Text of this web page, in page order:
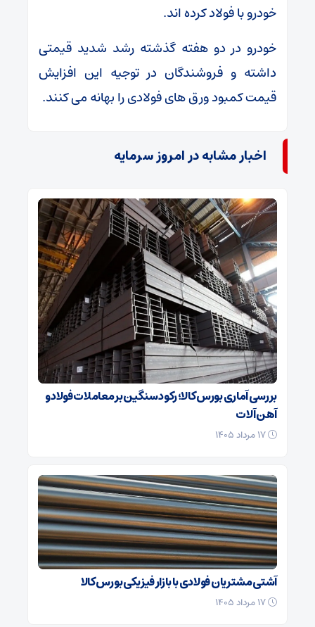
خودرو با فولاد کرده اند.
خودرو در دو هفته گذشته رشد شدید قیمتی
داشته و فروشندگان در توجیه این افزایش
قیمت کمبود ورق های فولادی را بهانه می کنند.
اخبار مشابه در امروز سرمایه
بررسی آماری بورس کالا؛ رکود سنگین بر معاملات فولاد و
آهن آلات
آشتی مشتریان فولادی با بازار فیزیکی بورس کالا